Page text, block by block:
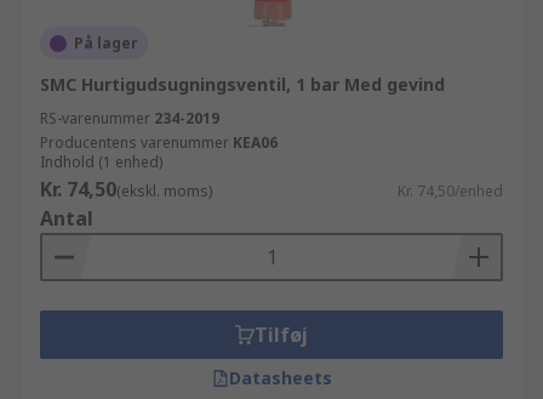
På lager
SMC Hurtigudsugningsventil, 1 bar Med gevind
RS-varenummer 234-2019
Producentens varenummer KEA06
Indhold (1 enhed)
Kr. 74,50(ekskl. moms) Kr. 74,50/enhed
Antal
Tilføj
Datasheets